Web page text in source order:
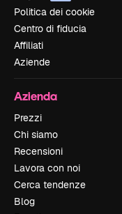
Politica dei cookie
Centro di fiducia
Affiliati
Aziende
Azienda
Prezzi
Chi siamo
Recensioni
Lavora con noi
Cerca tendenze
Blog